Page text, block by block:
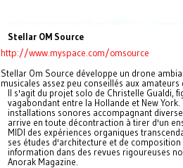
Stellar OM Source
http://www.myspace.com/omsource
Stellar Om Source développe un drone
musicales assez peu conseillés aux amateurs
Il s'agit du projet solo de Christelle Gualdi,
vagabondant entre la Hollande et New
installations sonores accompagnant
arrive en toute décontraction à tirer d'un
MIDI des expériences organiques
ses études d'architecture et de
information dans des revues rigoureuses
Anorak Magazine.